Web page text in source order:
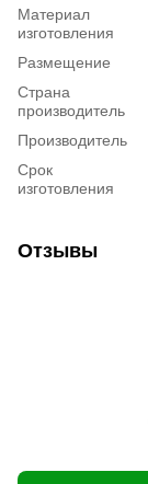
Материал
изготовления
Размещение
Страна
производитель
Производитель
Срок
изготовления
Отзывы